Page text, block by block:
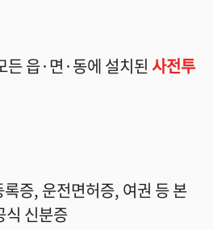
든 읍·면·동에 설치된 사전투
록증, 운전면허증, 여권 등 본
식 신분증